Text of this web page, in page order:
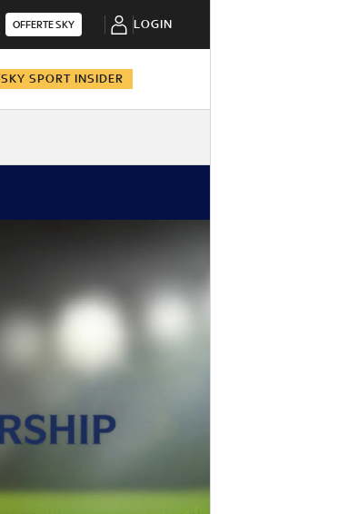
OFFERTE SKY LOGIN
SKY SPORT INSIDER